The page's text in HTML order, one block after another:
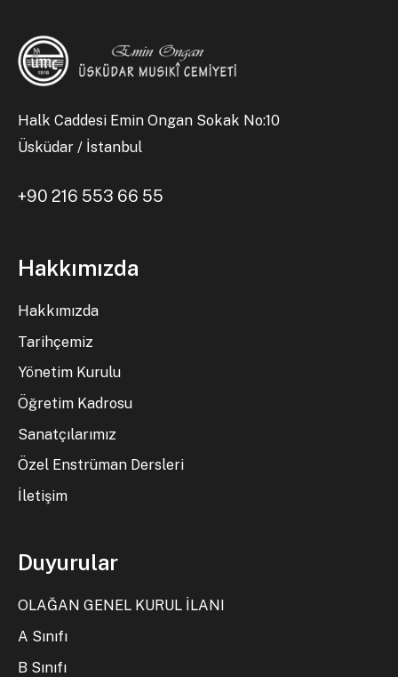
Halk Caddesi Emin Ongan Sokak No:10
Üsküdar / İstanbul
+90 216 553 66 55
Hakkımızda
Hakkımızda
Tarihçemiz
Yönetim Kurulu
Öğretim Kadrosu
Sanatçılarımız
Özel Enstrüman Dersleri
İletişim
Duyurular
OLAĞAN GENEL KURUL İLANI
A Sınıfı
B Sınıfı